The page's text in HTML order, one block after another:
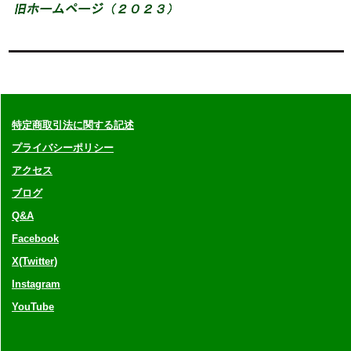
特定商取引法に関する記述
プライバシーポリシー
アクセス
ブログ
Q&A
Facebook
X(Twitter)
Instagram
YouTube